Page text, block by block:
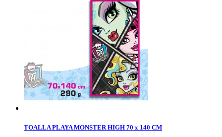
TOALLA PLAYA MONSTER HIGH 70 x 140 CM